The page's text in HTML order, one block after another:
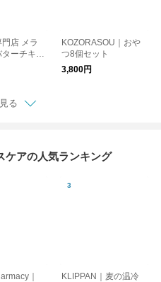
店 メラ
ーチキン
ーキット
KOZORASOU｜おや
つ8個セット
3,800円
る
ケアの人気ランキング
｜
KLIPPAN｜麦の温冷